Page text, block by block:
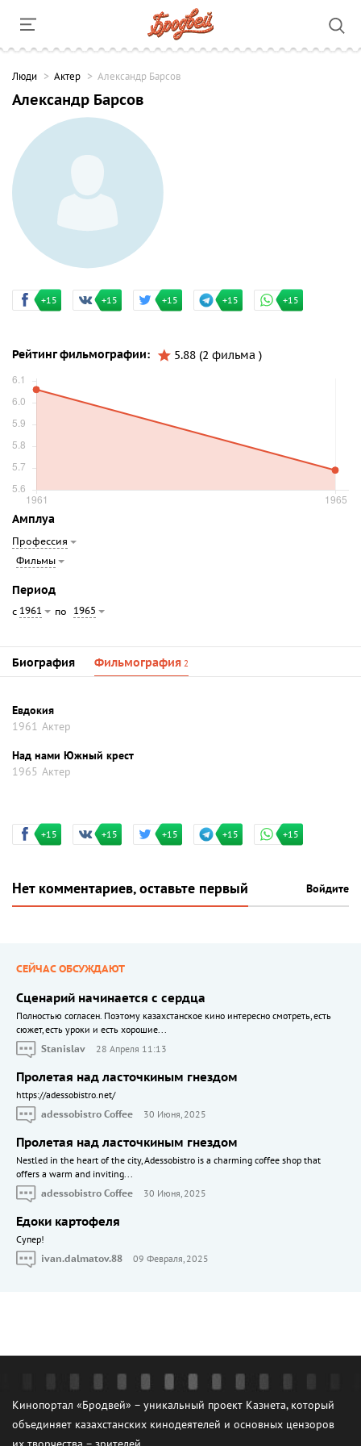
Люди Актер Александр Барсов
Александр Барсов
+15 +15 +15 +15 +15
Рейтинг фильмографии: 5.88 (2 фильма )
Амплуа
Профессия
Фильмы
Период
с 1961 по 1965
Биография Фильмография 2
Евдокия
1961 Актер
Над нами Южный крест
1965 Актер
+15 +15 +15 +15 +15
Нет комментариев, оставьте первый Войдите
СЕЙЧАС ОБСУЖДАЮТ
Сценарий начинается с сердца
Полностью согласен. Поэтому казахстанское кино интересно смотреть, есть
сюжет, есть уроки и есть хорошие...
Stanislav
28 Апреля 11:13
Пролетая над ласточкиным гнездом
https://adessobistro.net/
adessobistro Coffee
30 Июня, 2025
Пролетая над ласточкиным гнездом
Nestled in the heart of the city, Adessobistro is a charming coffee shop that
offers a warm and inviting...
adessobistro Coffee
30 Июня, 2025
Едоки картофеля
Cупер!
ivan.dalmatov.88
09 Февраля, 2025
Кинопортал «Бродвей» – уникальный проект Казнета, который
объединяет казахстанских кинодеятелей и основных цензоров